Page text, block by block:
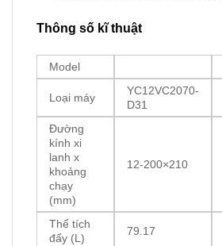
Thông số kĩ thuật
Model
Loại máy
YC12VC2070-
D31
Đường
kính xi
lanh x
khoảng
chạy
(mm)
12-200×210
Thể tích
đẩy (L)
79.17